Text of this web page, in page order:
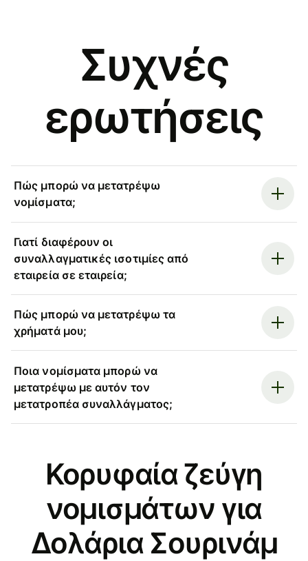
Συχνές
ερωτήσεις
Πώς μπορώ να μετατρέψω
νομίσματα;
Γιατί διαφέρουν οι
συναλλαγματικές ισοτιμίες από
εταιρεία σε εταιρεία;
Πώς μπορώ να μετατρέψω τα
χρήματά μου;
Ποια νομίσματα μπορώ να
μετατρέψω με αυτόν τον
μετατροπέα συναλλάγματος;
Κορυφαία ζεύγη
νομισμάτων για
Δολάρια Σουρινάμ